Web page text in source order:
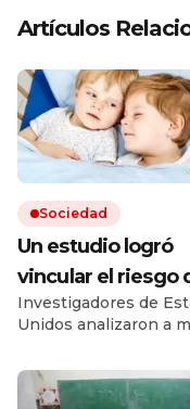
Artículos
Sociedad
Un estudio logró
vincular el riesgo
padecer algunas
enfermedades
si se es hermano
mayor o menor
Investigadores de
Unidos analizaron a
de más de 5 millones
familias. Encontraron